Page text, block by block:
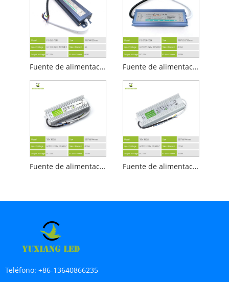
Fuente de alimentación llevada impermeable de la serie B de IP67 12v 60w Fuente de alimentación LED impermeable serie IP67 12v 100w B
Fuente de alimentación LED impermeable serie C IP67 12V 100W Fuente de alimentación llevada impermeable de la serie C de IP67 12V 150w
Teléfono: +86-13640866235